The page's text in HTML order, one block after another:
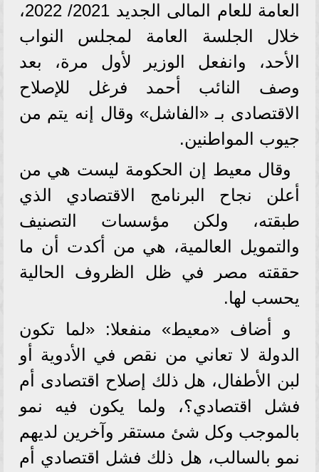
العامة للعام المالى الجديد 2021/ 2022،
خلال الجلسة العامة لمجلس النواب
الأحد، وانفعل الوزير لأول مرة، بعد
وصف النائب أحمد فرغل للإصلاح
الاقتصادى بـ «الفاشل» وقال إنه يتم من
جيوب المواطنين.
وقال معيط إن الحكومة ليست هي من
أعلن نجاح البرنامج الاقتصادي الذي
طبقته، ولكن مؤسسات التصنيف
والتمويل العالمية، هي من أكدت أن ما
حققته مصر في ظل الظروف الحالية
يحسب لها.
و أضاف «معيط» منفعلا: «لما تكون
الدولة لا تعاني من نقص في الأدوية أو
لبن الأطفال، هل ذلك إصلاح اقتصادى أم
فشل اقتصادي؟، ولما يكون فيه نمو
بالموجب وكل شئ مستقر وآخرين لديهم
نمو بالسالب، هل ذلك فشل اقتصادي أم